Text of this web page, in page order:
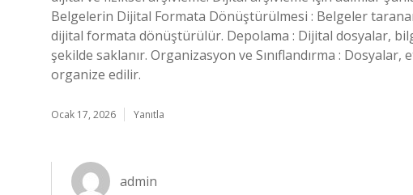
Belgelerin Dijital Formata Dönüştürülmesi : Belgeler
dijital formata dönüştürülür. Depolama : Dijital dosyalar,
şekilde saklanır. Organizasyon ve Sınıflandırma : Dosyalar,
organize edilir.
Ocak 17, 2026 Yanıtla
admin